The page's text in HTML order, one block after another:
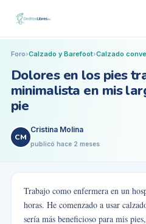
Foro›Calzado y Barefoot›Calzado
Dolores en los pies
minimalista en mis
pie
CM
Cristina Molina
publicó hace 2 meses
Trabajo como enfermera en un
horas. He comenzado a usar
sería más beneficioso para mis